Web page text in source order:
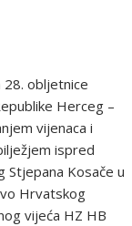
28. obljetnice
Herceg –
vijenaca i
ispred
Stjepana Kosače u
Hrvatskog
vijeća HZ HB